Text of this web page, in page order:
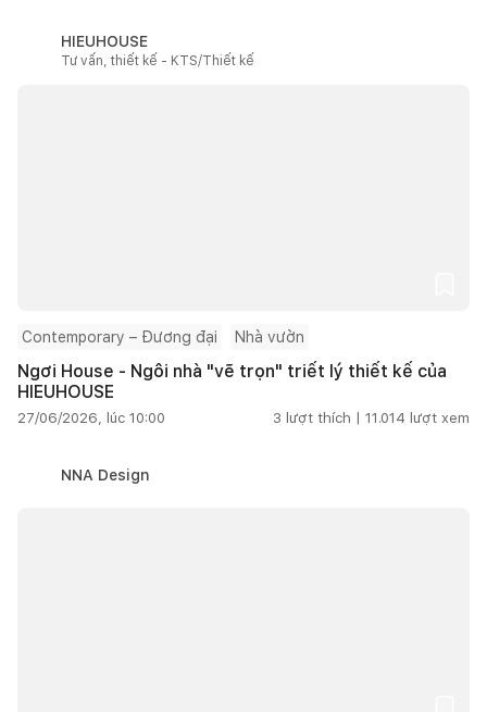
HIEUHOUSE
Tư vấn, thiết kế - KTS/Thiết kế
Contemporary – Đương đại Nhà vườn
Ngơi House - Ngôi nhà "vẽ trọn" triết lý thiết kế của
HIEUHOUSE
27/06/2026, lúc 10:00 3 lượt thích | 11.014 lượt xem
NNA Design